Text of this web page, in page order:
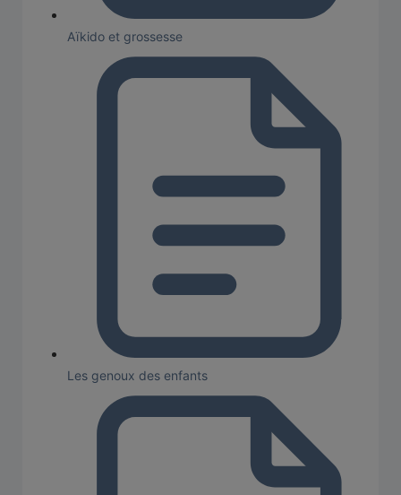
Aïkido et grossesse
Les genoux des enfants